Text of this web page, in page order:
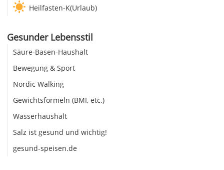
Heilfasten-K(Urlaub)
Gesunder Lebensstil
Säure-Basen-Haushalt
Bewegung & Sport
Nordic Walking
Gewichtsformeln (BMI, etc.)
Wasserhaushalt
Salz ist gesund und wichtig!
gesund-speisen.de